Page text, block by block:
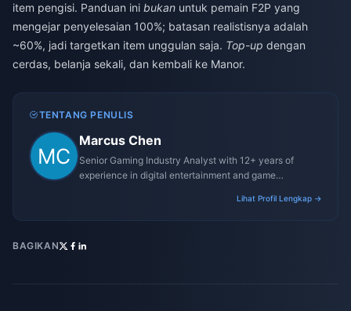
item pengisi. Panduan ini bukan untuk pemain F2P yang
mengejar penyelesaian 100%; batasan realistisnya adalah
~60%, jadi targetkan item unggulan saja. Top-up dengan
cerdas, belanja sekali, dan kembali ke Manor.
TENTANG PENULIS
Marcus Chen
Senior Gaming Industry Analyst with 12+ years of
experience in digital entertainment and game
Lihat Profil Lengkap →
BAGIKAN